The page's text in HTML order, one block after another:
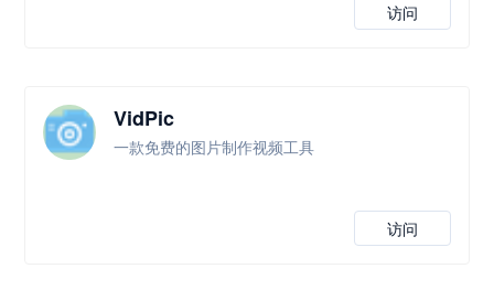
访问
VidPic
一款免费的图片制作视频工具
访问